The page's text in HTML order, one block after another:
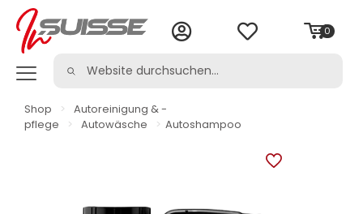
0
Shop >
Autoreinigung & -
pflege
> Autowäsche > Autoshampoo